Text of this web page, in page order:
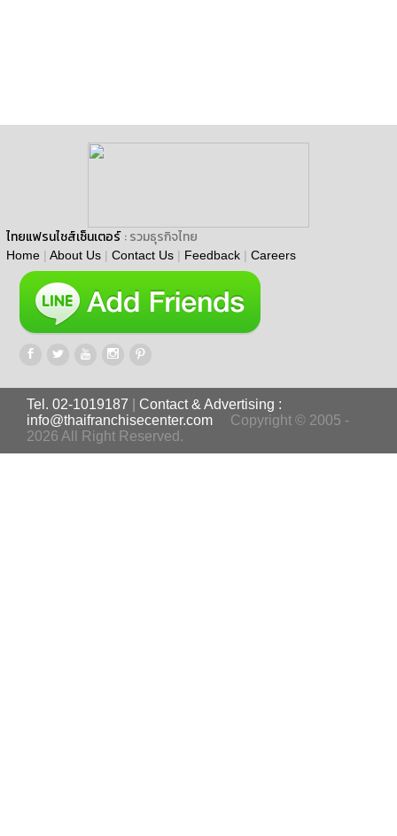
ไทยแฟรนไชส์เซ็นเตอร์ : รวมธุรกิจไทย
Home | About Us | Contact Us | Feedback | Careers
Tel. 02-1019187
Contact & Advertising :
info@thaifranchisecenter.com
Copyright © 2005 -
2026 All Right Reserved.